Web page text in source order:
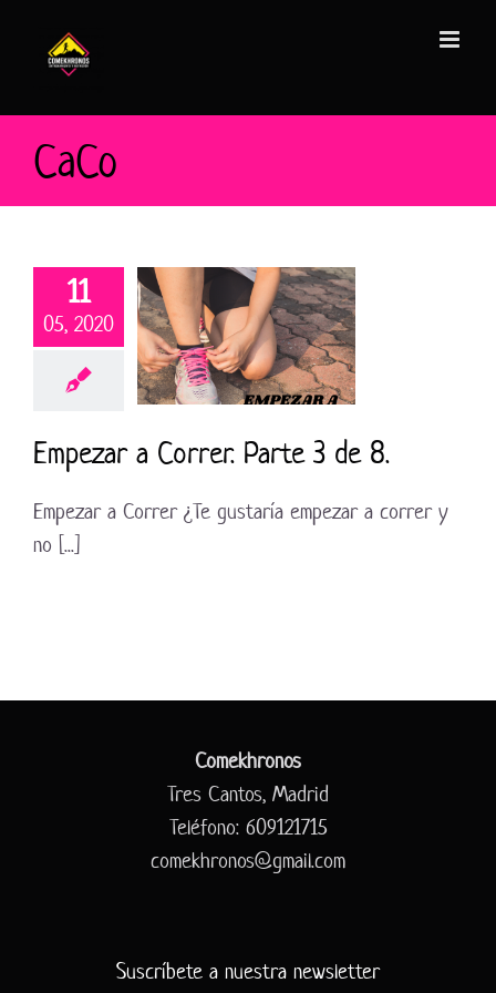
contenido
CaCo
11
05, 2020
Empezar a Correr. Parte 3 de 8.
Empezar a Correr ¿Te gustaría empezar a correr y
no [...]
Comekhronos
Tres Cantos, Madrid
Teléfono: 609121715
comekhronos@gmail.com
Suscríbete a nuestra newsletter